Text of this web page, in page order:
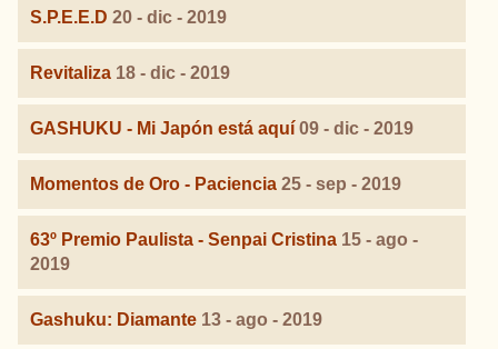
S.P.E.E.D 20 - dic - 2019
Revitaliza 18 - dic - 2019
GASHUKU - Mi Japón está aquí 09 - dic - 2019
Momentos de Oro - Paciencia 25 - sep - 2019
63º Premio Paulista - Senpai Cristina 15 - ago -
2019
Gashuku: Diamante 13 - ago - 2019